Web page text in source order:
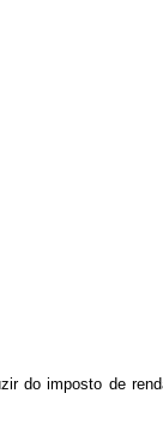
do imposto de